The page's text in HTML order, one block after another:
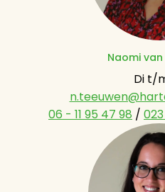
Naomi
06 - 11 95 47 98 /